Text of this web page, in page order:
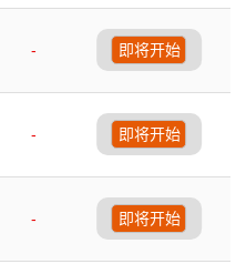
-
即将开始
-
即将开始
-
即将开始